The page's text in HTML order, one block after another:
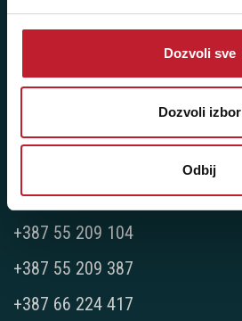
Dozvoli sve
Dozvoli izbor
Odbij
Matični broj: 11091369
NAŠE PRODAVNICE
Telefoni:
+387 55 209 104
+387 55 209 387
+387 66 224 417